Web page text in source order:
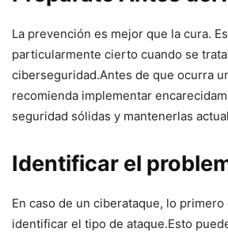
La prevención es mejor que la cura.
particularmente cierto cuando se
ciberseguridad.Antes ⁤de que ocurra
⁢recomienda implementar
⁢seguridad‌ sólidas y mantenerlas
Identificar el
En ‍caso de un ‍ciberataque, lo
identificar ⁣el tipo de ataque.Esto